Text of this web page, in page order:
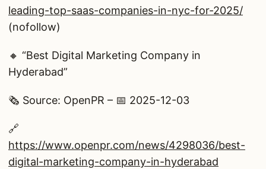
leading-top-saas-companies-in-nyc-for-2025/
(nofollow)
🔸 “Best Digital Marketing Company in
Hyderabad”
🗞️ Source: OpenPR – 📅 2025-12-03
🔗
https://www.openpr.com/news/4298036/best-
digital-marketing-company-in-hyderabad